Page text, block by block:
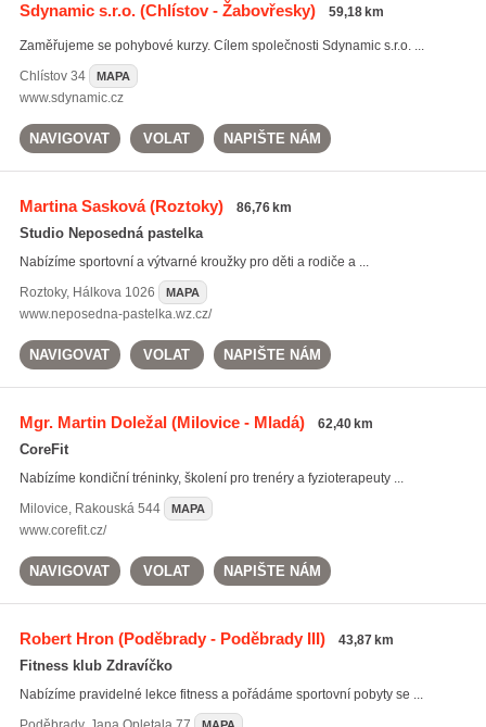
Sdynamic s.r.o.(Chlístov - Žabovřesky) 59,18 km
Zaměřujeme se pohybové kurzy. Cílem společnosti Sdynamic s.r.o. ...
Chlístov34 MAPA
www.sdynamic.cz
NAVIGOVAT VOLAT NAPIŠTE NÁM
Martina Sasková(Roztoky) 86,76 km
Studio Neposedná pastelka
Nabízíme sportovní a výtvarné kroužky pro děti a rodiče a ...
Roztoky, Hálkova 1026 MAPA
www.neposedna-pastelka.wz.cz/
NAVIGOVAT VOLAT NAPIŠTE NÁM
Mgr. Martin Doležal(Milovice - Mladá) 62,40 km
CoreFit
Nabízíme kondiční tréninky, školení pro trenéry a fyzioterapeuty ...
Milovice, Rakouská 544 MAPA
www.corefit.cz/
NAVIGOVAT VOLAT NAPIŠTE NÁM
Robert Hron(Poděbrady - Poděbrady III) 43,87 km
Fitness klub Zdravíčko
Nabízíme pravidelné lekce fitness a pořádáme sportovní pobyty se ...